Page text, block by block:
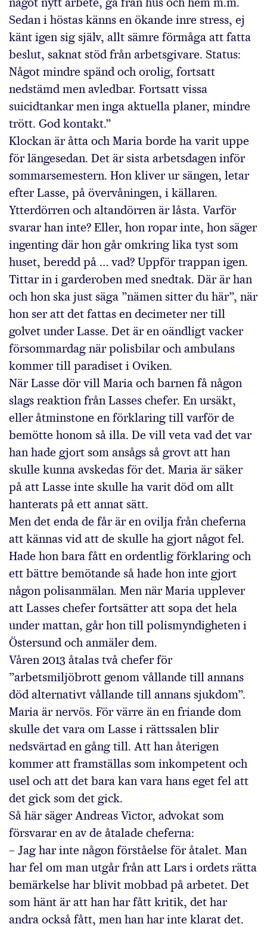
Sedan i höstas känns en ökande inre stress, ej
känt igen sig själv, allt sämre förmåga att fatta
beslut, saknat stöd från arbetsgivare. Status:
Något mindre spänd och orolig, fortsatt
nedstämd men avledbar. Fortsatt vissa
suicidtankar men inga aktuella planer, mindre
trött. God kontakt.”
Klockan är åtta och Maria borde ha varit uppe
för längesedan. Det är sista arbetsdagen inför
sommarsemestern. Hon kliver ur sängen, letar
efter Lasse, på övervåningen, i källaren.
Ytterdörren och altandörren är låsta. Varför
svarar han inte? Eller, hon ropar inte, hon säger
ingenting där hon går omkring lika tyst som
huset, beredd på … vad? Uppför trappan igen.
Tittar in i garderoben med snedtak. Där är han
och hon ska just säga ”nämen sitter du här”, när
hon ser att det fattas en decimeter ner till
golvet under Lasse. Det är en oändligt vacker
försommardag när polisbilar och ambulans
kommer till paradiset i Oviken.
När Lasse dör vill Maria och barnen få någon
slags reaktion från Lasses chefer. En ursäkt,
eller åtminstone en förklaring till varför de
bemötte honom så illa. De vill veta vad det var
han hade gjort som ansågs så grovt att han
skulle kunna avskedas för det. Maria är säker
på att Lasse inte skulle ha varit död om allt
hanterats på ett annat sätt.
Men det enda de får är en ovilja från cheferna
att kännas vid att de skulle ha gjort något fel.
Hade hon bara fått en ordentlig förklaring och
ett bättre bemötande så hade hon inte gjort
någon polisanmälan. Men när Maria upplever
att Lasses chefer fortsätter att sopa det hela
under mattan, går hon till polismyndigheten i
Östersund och anmäler dem.
Våren 2013 åtalas två chefer för
”arbetsmiljöbrott genom vållande till annans
död alternativt vållande till annans sjukdom”.
Maria är nervös. För värre än en friande dom
skulle det vara om Lasse i rättssalen blir
nedsvärtad en gång till. Att han återigen
kommer att framställas som inkompetent och
usel och att det bara kan vara hans eget fel att
det gick som det gick.
Så här säger Andreas Victor, advokat som
försvarar en av de åtalade cheferna:
– Jag har inte någon förståelse för åtalet. Man
har fel om man utgår från att Lars i ordets rätta
bemärkelse har blivit mobbad på arbetet. Det
som hänt är att han har fått kritik, det har
andra också fått, men han har inte klarat det.